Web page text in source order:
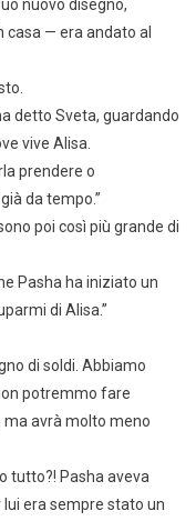
nuovo disegno,
casa — era andato al
detto Sveta, guardando
vive Alisa.
prendere o
da tempo.”
poi così più grande di
Pasha ha iniziato un
di Alisa.”
di soldi. Abbiamo
potremmo fare
ma avrà molto meno
tutto?! Pasha aveva
era sempre stato un